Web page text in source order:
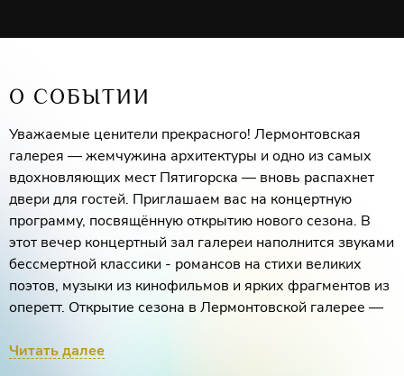
О СОБЫТИИ
Уважаемые ценители прекрасного! Лермонтовская
галерея — жемчужина архитектуры и одно из самых
вдохновляющих мест Пятигорска — вновь распахнет
двери для гостей. Приглашаем вас на концертную
программу, посвящённую открытию нового сезона. В
этот вечер концертный зал галереи наполнится звуками
бессмертной классики - романсов на стихи великих
поэтов, музыки из кинофильмов и ярких фрагментов из
оперетт. Открытие сезона в Лермонтовской галерее —
задаст тон всем последующим вечерам в году.
Читать далее